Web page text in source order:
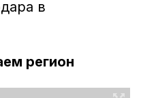
в
регион